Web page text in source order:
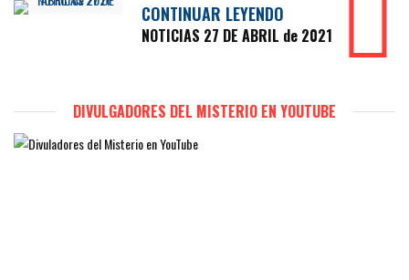
CONTINUAR LEYENDO
NOTICIAS 27 DE ABRIL de 2021
DIVULGADORES DEL MISTERIO EN YOUTUBE